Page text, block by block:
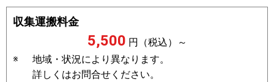
収集運搬料金
5,500 円（税込）～
※
地域・状況により異なります。
詳しくはお問合せください。